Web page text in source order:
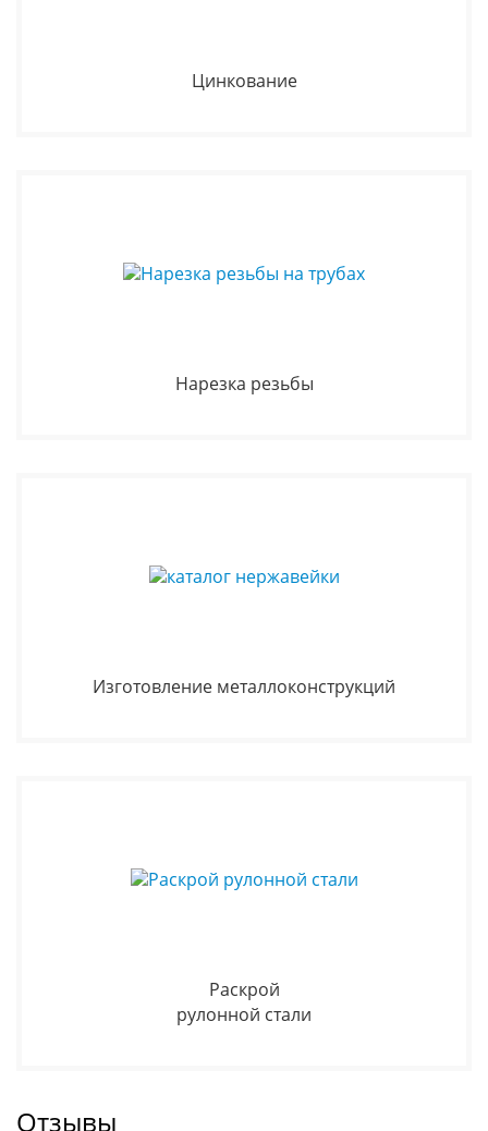
Цинкование
Нарезка резьбы
Изготовление металлоконструкций
Раскрой
рулонной стали
Отзывы